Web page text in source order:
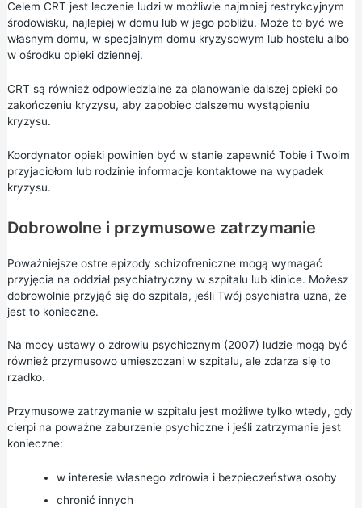
Celem CRT jest leczenie ludzi w możliwie najmniej restrykcyjnym
środowisku, najlepiej w domu lub w jego pobliżu. Może to być we
własnym domu, w specjalnym domu kryzysowym lub hostelu albo
w ośrodku opieki dziennej.
CRT są również odpowiedzialne za planowanie dalszej opieki po
zakończeniu kryzysu, aby zapobiec dalszemu wystąpieniu
kryzysu.
Koordynator opieki powinien być w stanie zapewnić Tobie i Twoim
przyjaciołom lub rodzinie informacje kontaktowe na wypadek
kryzysu.
Dobrowolne i przymusowe zatrzymanie
Poważniejsze ostre epizody schizofreniczne mogą wymagać
przyjęcia na oddział psychiatryczny w szpitalu lub klinice. Możesz
dobrowolnie przyjąć się do szpitala, jeśli Twój psychiatra uzna, że
jest to konieczne.
Na mocy ustawy o zdrowiu psychicznym (2007) ludzie mogą być
również przymusowo umieszczani w szpitalu, ale zdarza się to
rzadko.
Przymusowe zatrzymanie w szpitalu jest możliwe tylko wtedy, gdy
cierpi na poważne zaburzenie psychiczne i jeśli zatrzymanie jest
konieczne:
w interesie własnego zdrowia i bezpieczeństwa osoby
chronić innych